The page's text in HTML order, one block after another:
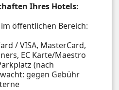
Ihres Hotels:
öffentlichen Bereich:
/ VISA, MasterCard,
EC Karte/Maestro
(nach
gegen Gebühr